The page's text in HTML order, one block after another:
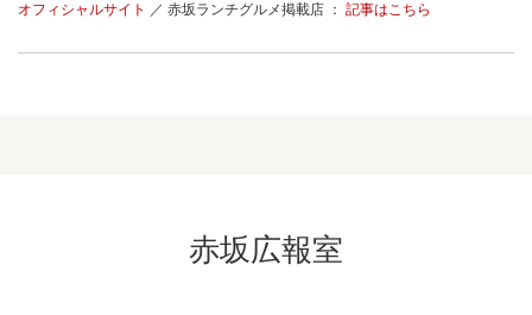
オフィシャルサイト ／ 赤坂ランチグルメ掲載店 ： 記事はこちら
赤坂広報室